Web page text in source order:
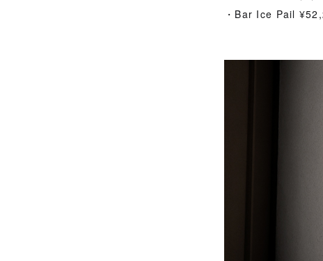
・Bar Ice Pail